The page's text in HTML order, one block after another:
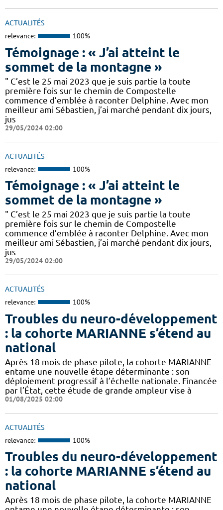
ACTUALITÉS
relevance: 100%
Témoignage : « J’ai atteint le
sommet de la montagne »
" C’est le 25 mai 2023 que je suis partie la toute
première fois sur le chemin de Compostelle
commence d’emblée à raconter Delphine. Avec mon
meilleur ami Sébastien, j’ai marché pendant dix jours,
jus
29/05/2024 02:00
ACTUALITÉS
relevance: 100%
Témoignage : « J’ai atteint le
sommet de la montagne »
" C’est le 25 mai 2023 que je suis partie la toute
première fois sur le chemin de Compostelle
commence d’emblée à raconter Delphine. Avec mon
meilleur ami Sébastien, j’ai marché pendant dix jours,
jus
29/05/2024 02:00
ACTUALITÉS
relevance: 100%
Troubles du neuro-développement
: la cohorte MARIANNE s’étend au
national
Après 18 mois de phase pilote, la cohorte MARIANNE
entame une nouvelle étape déterminante : son
déploiement progressif à l’échelle nationale. Financée
par l’État, cette étude de grande ampleur vise à
01/08/2025 02:00
ACTUALITÉS
relevance: 100%
Troubles du neuro-développement
: la cohorte MARIANNE s’étend au
national
Après 18 mois de phase pilote, la cohorte MARIANNE